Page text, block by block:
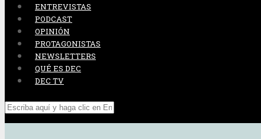
ENTREVISTAS
PODCAST
OPINIÓN
PROTAGONISTAS
NEWSLETTERS
QUÉ ES DEC
DEC TV